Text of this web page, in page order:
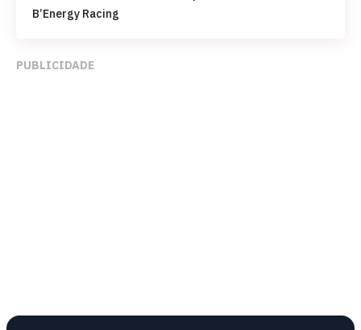
B’Energy Racing
PUBLICIDADE